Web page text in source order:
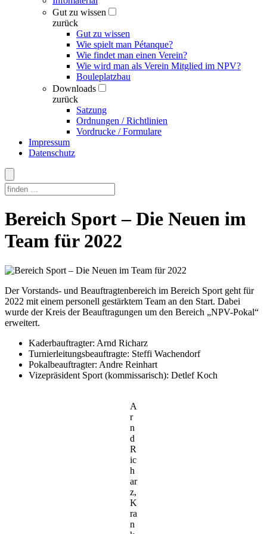
Gut zu wissen
zurück
Gut zu wissen
Wie spielt man Pétanque?
Wie findet man einen Verein?
Wie wird man als Verein Mitglied im NPV?
Bouleplatzbau
Downloads
zurück
Satzung
Ordnungen / Richtlinien
Vordrucke / Formulare
Impressum
Datenschutz
Skip
to
content
Bereich Sport – Die Neuen im
Team für 2022
Der Vorstands- und Beauftragtenbereich im Bereich Sport geht für
2022 mit einem personell gestärktem Team an den Start. Dabei
wurde der Kreis der Beauftragungen um den Bereich „NPV-Pokal“
erweitert.
Kaderbauftragter: Arnd Richarz
Turnierleitungsbeauftragte: Steffi Wachendorf
Pokalbeauftragter: Andre Reinhart
Vizepräsident Sport (kommissarisch): Detlef Koch
A
r
n
d
R
ic
h
ar
z,
K
ra
n